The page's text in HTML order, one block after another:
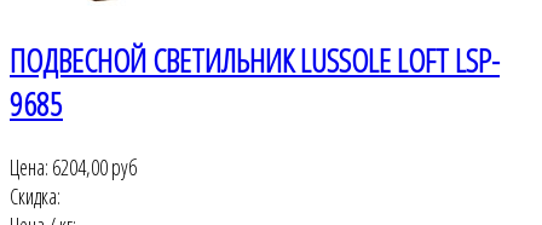
ПОДВЕСНОЙ СВЕТИЛЬНИК LUSSOLE LOFT LSP-
9685
Цена: 6204,00 руб
Скидка: